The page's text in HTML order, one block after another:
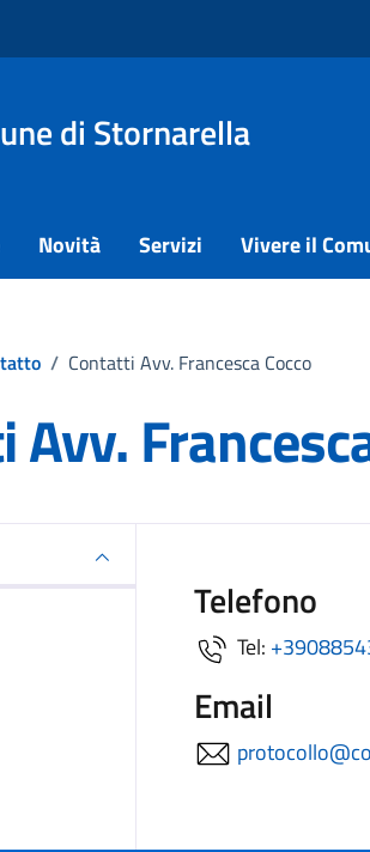
di Stornarella
Novità Servizi Vivere il
/ Contatti Avv. Francesca Cocco
Telefono
Tel:
Email